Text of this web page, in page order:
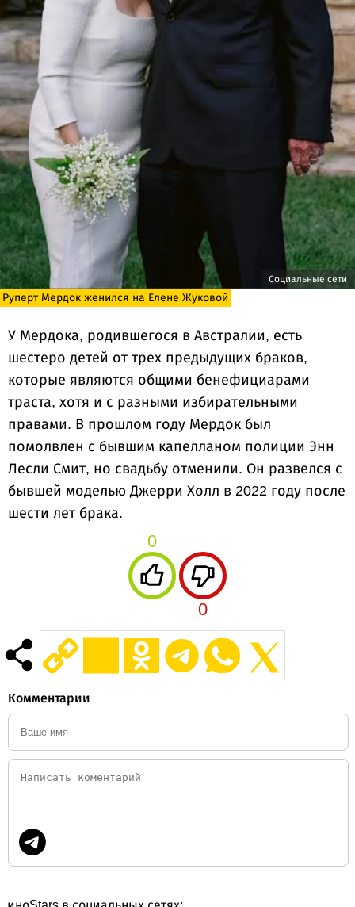
Социальные сети
Руперт Мердок женился на Елене Жуковой
У Мердока, родившегося в Австралии, есть
шестеро детей от трех предыдущих браков,
которые являются общими бенефициарами
траста, хотя и с разными избирательными
правами. В прошлом году Мердок был
помолвлен с бывшим капелланом полиции Энн
Лесли Смит, но свадьбу отменили. Он развелся с
бывшей моделью Джерри Холл в 2022 году после
шести лет брака.
0
0
Комментарии